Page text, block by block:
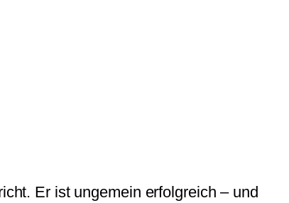
Er ist ungemein erfolgreich – und